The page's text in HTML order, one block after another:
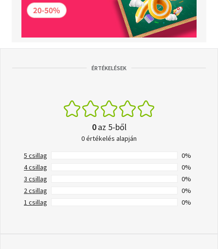
ÉRTÉKELÉSEK
0az 5-ből
0 értékelés alapján
5 csillag
0%
4 csillag
0%
3 csillag
0%
2 csillag
0%
1 csillag
0%